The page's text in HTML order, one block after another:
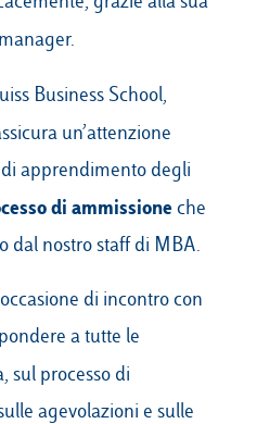
Business School,
un’attenzione
di apprendimento degli
di ammissioneche
dal nostro staff di MBA.
di incontro con
a tutte le
sul processo di
agevolazioni e sulle